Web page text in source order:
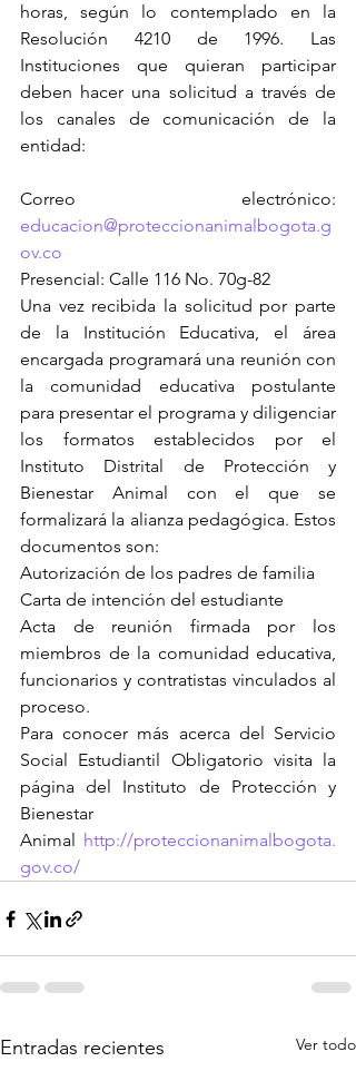
horas, según lo contemplado en la
Resolución 4210 de 1996. Las
Instituciones que quieran participar
deben hacer una solicitud a través de
los canales de comunicación de la
entidad:
educacion@proteccionanimalbogota.g
ov.co
Presencial: Calle 116 No. 70g-82
Una vez recibida la solicitud por parte
de la Institución Educativa, el área
encargada programará una reunión con
la comunidad educativa postulante
para presentar el programa y diligenciar
los formatos establecidos por el
Instituto Distrital de Protección y
Bienestar Animal con el que se
formalizará la alianza pedagógica. Estos
documentos son:
Autorización de los padres de familia
Carta de intención del estudiante
Acta de reunión firmada por los
miembros de la comunidad educativa,
funcionarios y contratistas vinculados al
proceso.
Para conocer más acerca del Servicio
Social Estudiantil Obligatorio visita la
página del Instituto de Protección y
Bienestar
Animal http://proteccionanimalbogota.
gov.co/
Entradas recientes Ver todo